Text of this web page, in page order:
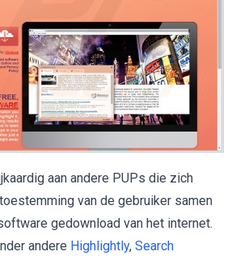
aan andere PUPs die zich
van de gebruiker samen
gedownload van het internet.
andere Highlightly, Search